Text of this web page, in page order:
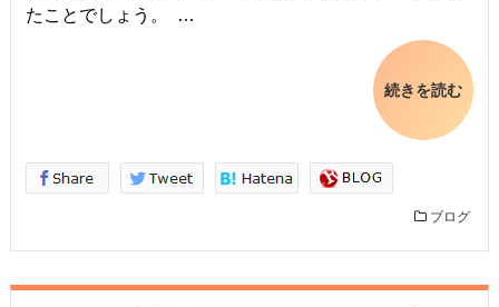
たことでしょう。 …
続きを読む
ブログ